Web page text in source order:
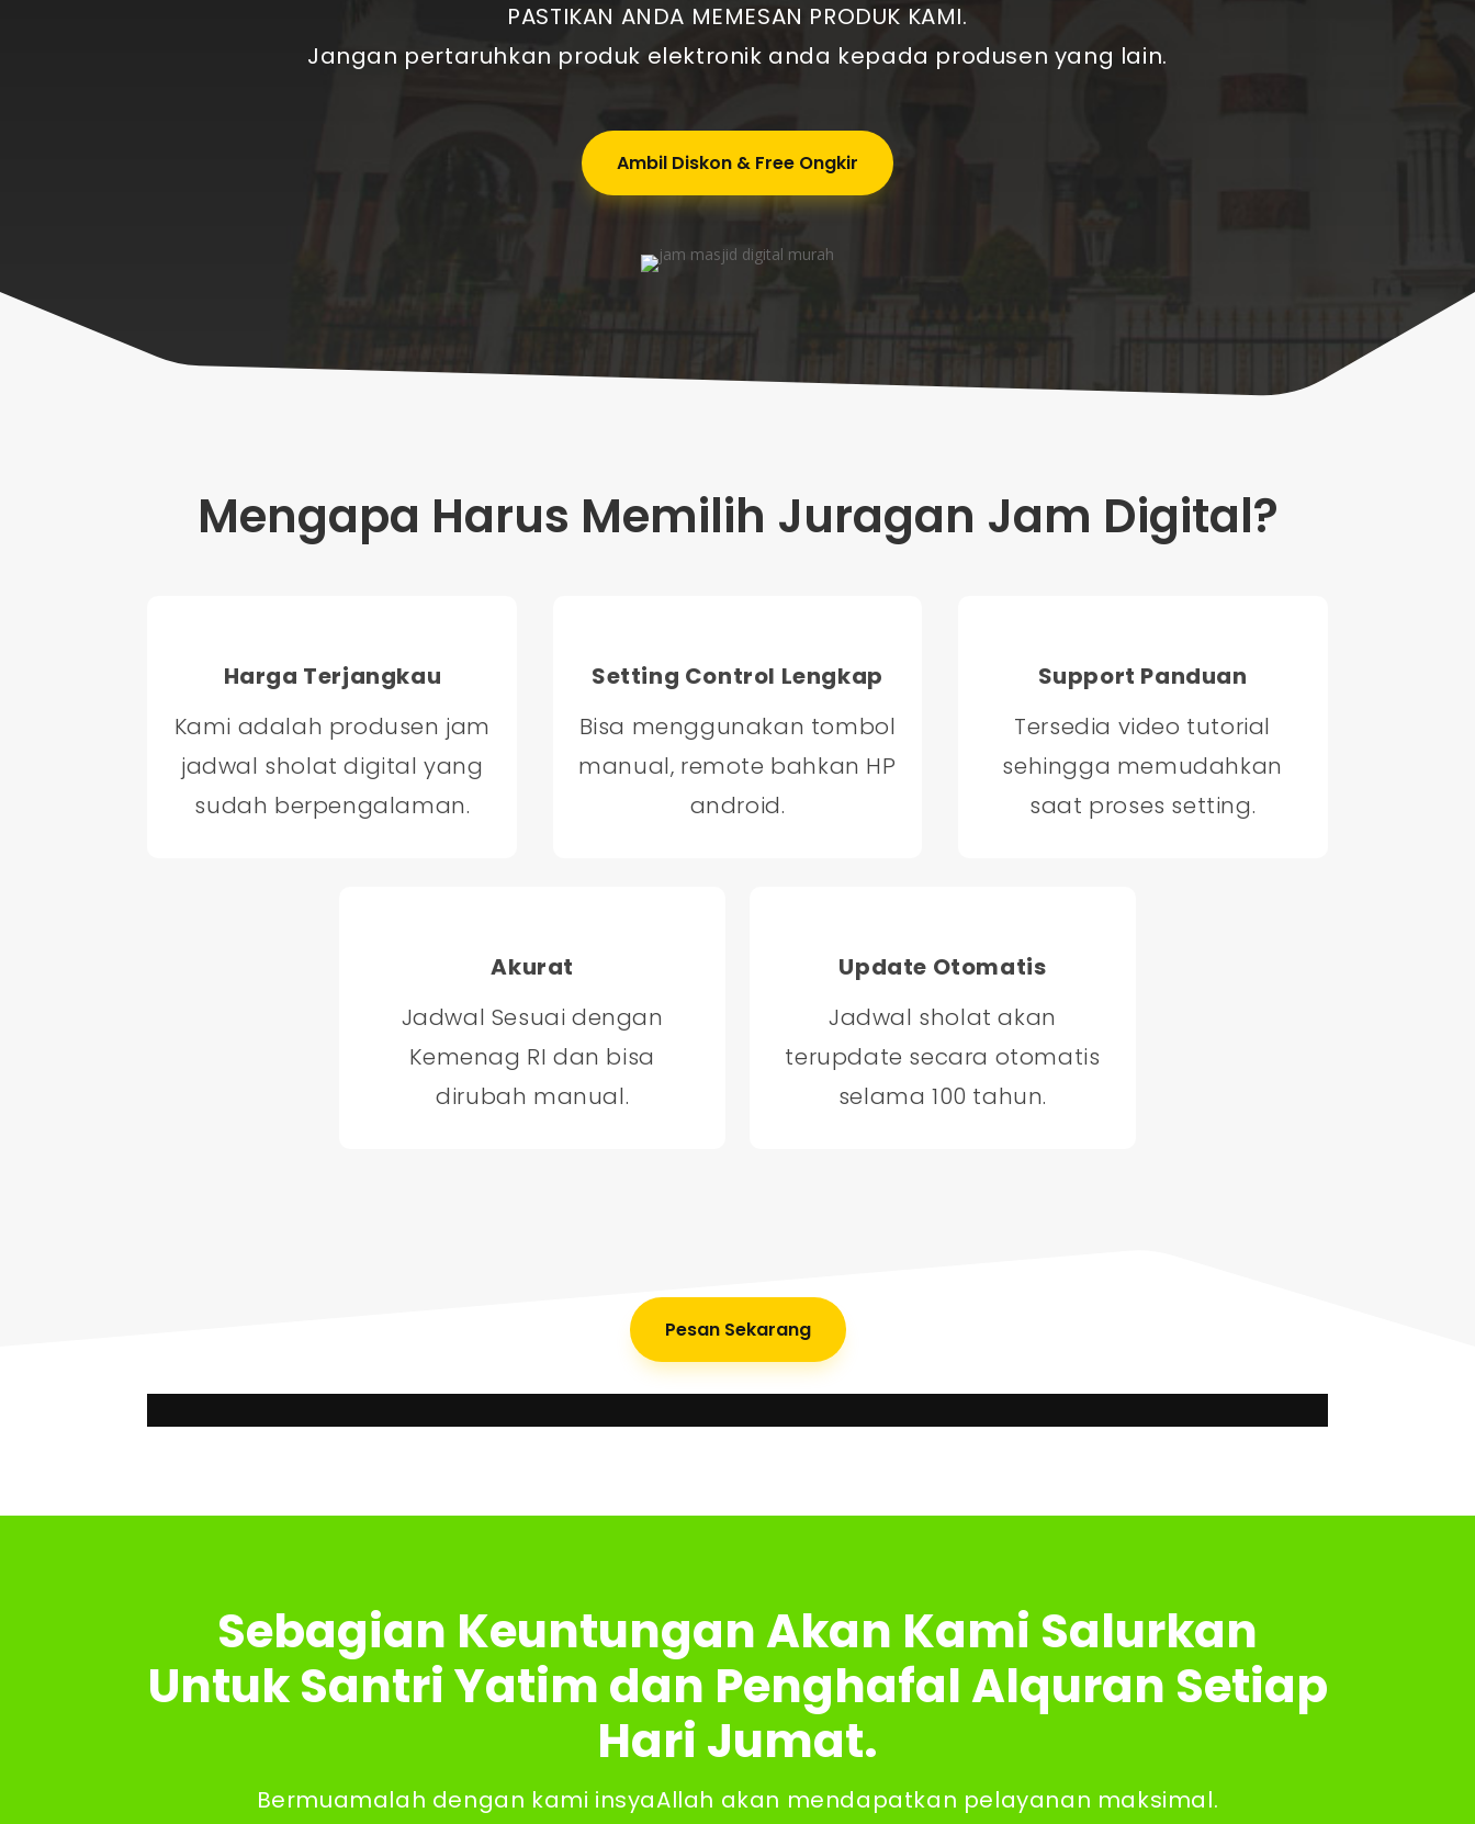
PASTIKAN ANDA MEMESAN PRODUK KAMI.
Jangan pertaruhkan produk elektronik anda kepada produsen yang lain.
Ambil Diskon & Free Ongkir
Mengapa Harus Memilih Juragan Jam Digital?
Harga Terjangkau
Kami adalah produsen jam
jadwal sholat digital yang
sudah berpengalaman.
Setting Control Lengkap
Bisa menggunakan tombol
manual, remote bahkan HP
android.
Support Panduan
Tersedia video tutorial
sehingga memudahkan
saat proses setting.
Akurat
Jadwal Sesuai dengan
Kemenag RI dan bisa
dirubah manual.
Update Otomatis
Jadwal sholat akan
terupdate secara otomatis
selama 100 tahun.
Pesan Sekarang
Sebagian Keuntungan Akan Kami Salurkan
Untuk Santri Yatim dan Penghafal Alquran Setiap
Hari Jumat.
Bermuamalah dengan kami insyaAllah akan mendapatkan pelayanan maksimal.